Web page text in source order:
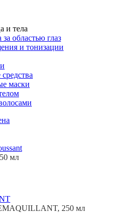
и тела
областью глаз
и тонизации
маски
мл
250 мл